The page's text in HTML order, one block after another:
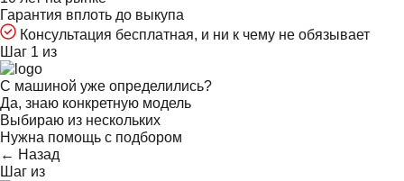
Гарантия вплоть до выкупа
Консультация бесплатная, и ни к чему не обязывает
Шаг 1 из
С машиной уже определились?
Да, знаю конкретную модель
Выбираю из нескольких
Нужна помощь с подбором
← Назад
Шаг из